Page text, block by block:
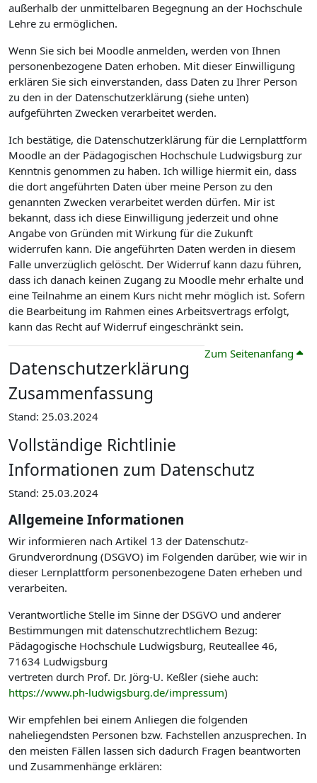
außerhalb der unmittelbaren Begegnung an der Hochschule
Lehre zu ermöglichen.
Wenn Sie sich bei Moodle anmelden, werden von Ihnen
personenbezogene Daten erhoben. Mit dieser Einwilligung
erklären Sie sich einverstanden, dass Daten zu Ihrer Person
zu den in der Datenschutzerklärung (siehe unten)
aufgeführten Zwecken verarbeitet werden.
Ich bestätige, die Datenschutzerklärung für die Lernplattform
Moodle an der Pädagogischen Hochschule Ludwigsburg zur
Kenntnis genommen zu haben. Ich willige hiermit ein, dass
die dort angeführten Daten über meine Person zu den
genannten Zwecken verarbeitet werden dürfen. Mir ist
bekannt, dass ich diese Einwilligung jederzeit und ohne
Angabe von Gründen mit Wirkung für die Zukunft
widerrufen kann. Die angeführten Daten werden in diesem
Falle unverzüglich gelöscht. Der Widerruf kann dazu führen,
dass ich danach keinen Zugang zu Moodle mehr erhalte und
eine Teilnahme an einem Kurs nicht mehr möglich ist. Sofern
die Bearbeitung im Rahmen eines Arbeitsvertrags erfolgt,
kann das Recht auf Widerruf eingeschränkt sein.
Zum Seitenanfang
Datenschutzerklärung
Zusammenfassung
Stand: 25.03.2024
Vollständige Richtlinie
Informationen zum Datenschutz
Stand: 25.03.2024
Allgemeine Informationen
Wir informieren nach Artikel 13 der Datenschutz-
Grundverordnung (DSGVO) im Folgenden darüber, wie wir in
dieser Lernplattform personenbezogene Daten erheben und
verarbeiten.
Verantwortliche Stelle im Sinne der DSGVO und anderer
Bestimmungen mit datenschutzrechtlichem Bezug:
Pädagogische Hochschule Ludwigsburg, Reuteallee 46,
71634 Ludwigsburg
vertreten durch Prof. Dr. Jörg-U. Keßler (siehe auch:
https://www.ph-ludwigsburg.de/impressum)
Wir empfehlen bei einem Anliegen die folgenden
naheliegendsten Personen bzw. Fachstellen anzusprechen. In
den meisten Fällen lassen sich dadurch Fragen beantworten
und Zusammenhänge erklären: